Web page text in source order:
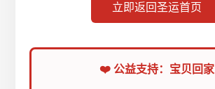
立即返回圣运首页
❤️ 公益支持：宝贝回家